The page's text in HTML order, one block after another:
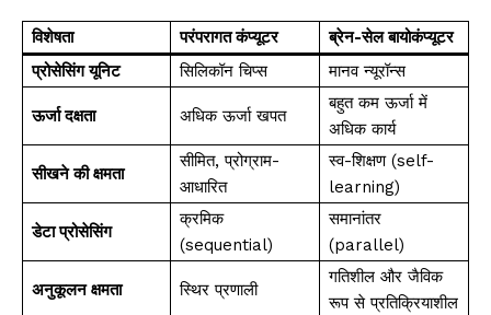
विशेषता परंपरागत कंप्यूटर
ब्रेन-सेल बायोकंप्यूटर
प्रोसेसिंग यूनिट
सिलिकॉन चिप्स मानव न्यूरॉन्स
ऊर्जा दक्षता अधिक ऊर्जा खपत
बहुत कम ऊर्जा में
अधिक कार्य
सीखने की क्षमता
सीमित, प्रोग्राम-
आधारित
स्व-शिक्षण (self-
learning)
डेटा प्रोसेसिंग
क्रमिक
(sequential)
समानांतर
(parallel)
अनुकूलन क्षमता स्थिर प्रणाली
गतिशील और जैविक
रूप से प्रतिक्रियाशील